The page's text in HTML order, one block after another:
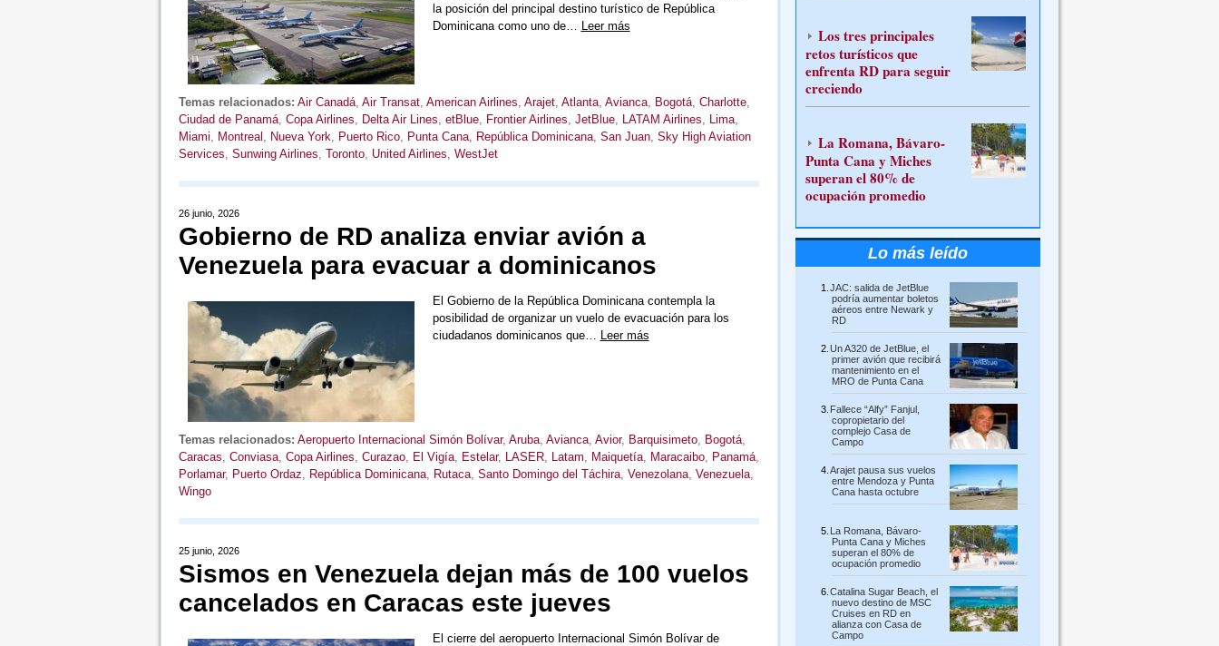
la posición del principal destino turístico de República
Dominicana como uno de… Leer más
Temas relacionados: Air Canadá, Air Transat, American Airlines Arajet, Atlanta, Avianca, Bogotá, Charlotte,
Ciudad de Panamá, Copa Airlines Delta Air Lines etBlue, Frontier Airlines JetBlue, LATAM Airlines Lima,
Miami
Montreal Nueva York Puerto Rico, Punta Cana, República Dominicana, San Juan, Sky High Aviation
Services Sunwing Airlines Toronto, United Airlines WestJet
26 junio, 2026
Gobierno de RD analiza enviar avión a
Venezuela para evacuar a dominicanos
El Gobierno de la República Dominicana contempla la
posibilidad de organizar un vuelo de evacuación para los
ciudadanos dominicanos que… Leer más
Temas relacionados: Aeropuerto Internacional Simón Bolívar, Aruba, Avianca, Avior, Barquisimeto, Bogotá,
Caracas Conviasa, Copa Airlines Curazao, El Vigía, Estelar, LASER, Latam Maiquetía, Maracaibo, Panamá,
Porlamar, Puerto Ordaz República Dominicana, Rutaca, Santo Domingo del Táchira, Venezolana, Venezuela,
Wingo
25 junio, 2026
Sismos en Venezuela dejan más de 100 vuelos
cancelados en Caracas este jueves
El cierre del aeropuerto Internacional Simón Bolívar de
Los tres principales
retos turísticos que
enfrenta RD para seguir
creciendo
La Romana, Bávaro-
Punta Cana y Miches
superan el 80% de
ocupación promedio
Lo más leído
JAC: salida de JetBlue
podría aumentar boletos
aéreos entre Newark y
RD
Un A320 de JetBlue, el
primer avión que recibirá
mantenimiento en el
MRO de Punta Cana
Fallece “Alfy” Fanjul,
copropietario del
complejo Casa de
Campo
Arajet pausa sus vuelos
entre Mendoza y Punta
Cana hasta octubre
La Romana, Bávaro-
Punta Cana y Miches
superan el 80% de
ocupación promedio
Catalina Sugar Beach, el
nuevo destino de MSC
Cruises en RD en
alianza con Casa de
Campo